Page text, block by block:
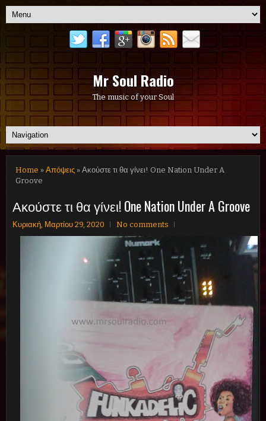
Mr Soul Radio
The music of your Soul
Home » Απόψεις » Ακούστε τι θα γίνει! One Nation Under A
Groove
Ακούστε τι θα γίνει! One Nation Under A Groove
Κυριακή, Μαρτίου 29, 2020 No comments